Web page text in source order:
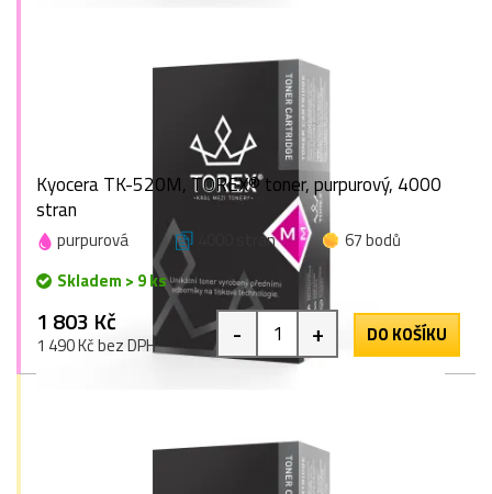
Kyocera TK-520M, TOREX® toner, purpurový, 4000
stran
purpurová 4000 stran
67 bodů
Skladem > 9 ks
1 803 Kč
1 490 Kč bez DPH - + DO KOŠÍKU